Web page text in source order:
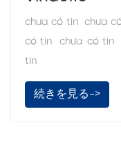
chưa có tin chưa
có tin chưa có tin
tin
続きを見る->